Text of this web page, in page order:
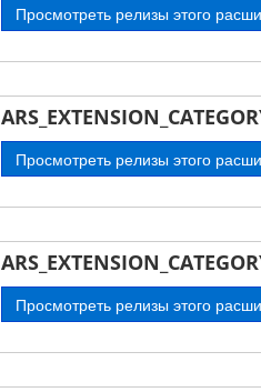
Просмотреть релизы этого
Просмотреть релизы этого
Просмотреть релизы этого